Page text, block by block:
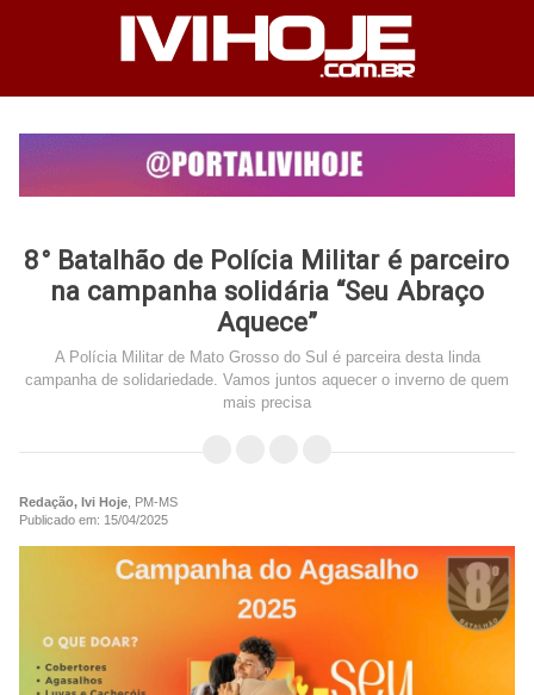
8° Batalhão de Polícia Militar é parceiro
na campanha solidária “Seu Abraço
Aquece”
A Polícia Militar de Mato Grosso do Sul é parceira desta linda
campanha de solidariedade. Vamos juntos aquecer o inverno de quem
mais precisa
Redação, Ivi Hoje , PM-MS
Publicado em: 15/04/2025